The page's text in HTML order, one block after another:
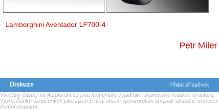
Lamborghini Aventador LP700-4
Petr Miler
Diskuze
Přidat příspěvek
Všechny články na Autoforum.cz jsou komentáře vyjadřující stanovisko redakce či autora.
Vyjma článků označených jako inzerce není obsah sponzorován ani jinak obdobně ovlivněn
třetími stranami.